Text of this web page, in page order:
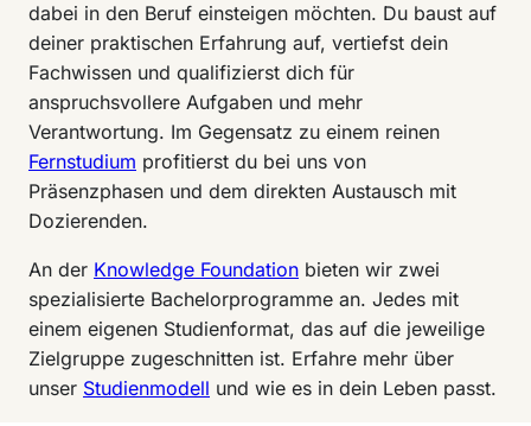
dabei in den Beruf einsteigen möchten. Du baust auf
deiner praktischen Erfahrung auf, vertiefst dein
Fachwissen und qualifizierst dich für
anspruchsvollere Aufgaben und mehr
Verantwortung. Im Gegensatz zu einem reinen
Fernstudium profitierst du bei uns von
Präsenzphasen und dem direkten Austausch mit
Dozierenden.
An der Knowledge Foundation bieten wir zwei
spezialisierte Bachelorprogramme an. Jedes mit
einem eigenen Studienformat, das auf die jeweilige
Zielgruppe zugeschnitten ist. Erfahre mehr über
unser Studienmodell und wie es in dein Leben passt.